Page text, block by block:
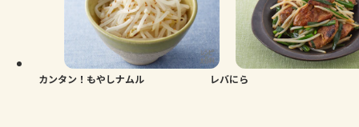
カンタン！もやしナムル レバにら